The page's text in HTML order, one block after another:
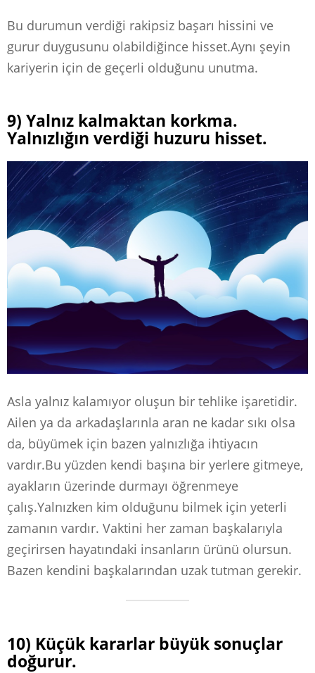
Bu durumun verdiği rakipsiz başarı hissini ve
gurur duygusunu olabildiğince hisset.Aynı şeyin
kariyerin için de geçerli olduğunu unutma.
9) Yalnız kalmaktan korkma.
Yalnızlığın verdiği huzuru hisset.
Asla yalnız kalamıyor oluşun bir tehlike işaretidir.
Ailen ya da arkadaşlarınla aran ne kadar sıkı olsa
da, büyümek için bazen yalnızlığa ihtiyacın
vardır.Bu yüzden kendi başına bir yerlere gitmeye,
ayakların üzerinde durmayı öğrenmeye
çalış.Yalnızken kim olduğunu bilmek için yeterli
zamanın vardır. Vaktini her zaman başkalarıyla
geçirirsen hayatındaki insanların ürünü olursun.
Bazen kendini başkalarından uzak tutman gerekir.
10) Küçük kararlar büyük sonuçlar
doğurur.